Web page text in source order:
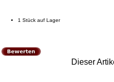
1 Stück auf Lager
Dieser